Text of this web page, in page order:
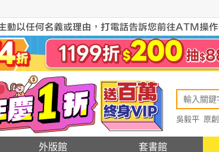
吳毅平 原創
外版館 套書館